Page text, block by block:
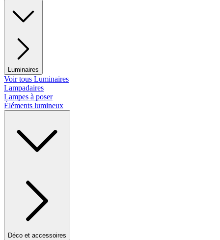
Luminaires
Voir tous Luminaires
Lampadaires
Lampes à poser
Éléments lumineux
Déco et accessoires